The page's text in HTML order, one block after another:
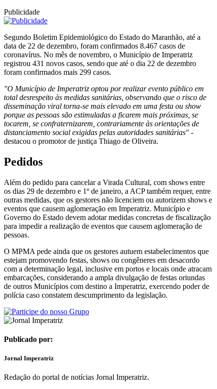
Publicidade
Segundo Boletim Epidemiológico do Estado do Maranhão, até a
data de 22 de dezembro, foram confirmados 8.467 casos de
coronavírus. No mês de novembro, o Município de Imperatriz
registrou 431 novos casos, sendo que até o dia 22 de dezembro
foram confirmados mais 299 casos.
"O Município de Imperatriz optou por realizar evento público em
total desrespeito às medidas sanitárias, observando que o risco de
disseminação viral torna-se mais elevado em uma festa ou show
porque as pessoas são estimuladas a ficarem mais próximas, se
tocarem, se confraternizarem, contrariamente às orientações de
distanciamento social exigidas pelas autoridades sanitárias" -
destacou o promotor de justiça Thiago de Oliveira.
Pedidos
Além do pedido para cancelar a Virada Cultural, com shows entre
os dias 29 de dezembro e 1º de janeiro, a ACP também requer, entre
outras medidas, que os gestores não licenciem ou autorizem shows e
eventos que causem aglomeração em Imperatriz. Município e
Governo do Estado devem adotar medidas concretas de fiscalização
para impedir a realização de eventos que causem aglomeração de
pessoas.
O MPMA pede ainda que os gestores autuem estabelecimentos que
estejam promovendo festas, shows ou congêneres em desacordo
com a determinação legal, inclusive em portos e locais onde atracam
embarcações, considerando a ampla divulgação de festas oriundas
de outros Municípios com destino a Imperatriz, exercendo poder de
polícia caso constatem descumprimento da legislação.
Publicado por:
Jornal Imperatriz
Redação do portal de notícias Jornal Imperatriz.